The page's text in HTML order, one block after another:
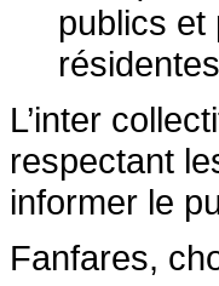
publics et
L’inter
respectant
informer le
Fanfares,